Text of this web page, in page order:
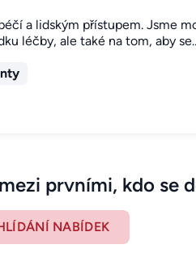
a lidským přístupem. Jsme
léčby, ale také na tom, aby
prvními, kdo se
NABÍDEK